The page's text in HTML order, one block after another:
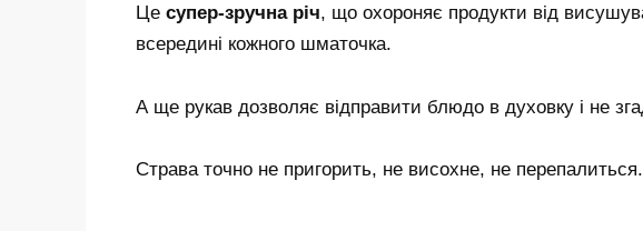
Це супер-зручна річ, що охороняє продукти від
всередині кожного шматочка.
А ще рукав дозволяє відправити блюдо в духовку і не
Страва точно не пригорить, не висохне, не перепалиться.